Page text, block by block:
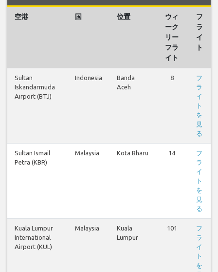
空港 国 位置
ウィ
ーク
リー
フラ
イト
フ
ラ
イ
ト
Sultan
Iskandarmuda
Airport (BTJ)
Indonesia
Banda
Aceh
8
フ
ラ
イ
ト
を
見
る
Sultan Ismail
Petra (KBR)
Malaysia Kota Bharu 14
フ
ラ
イ
ト
を
見
る
Kuala Lumpur
International
Airport (KUL)
Malaysia
Kuala
Lumpur
101
フ
ラ
イ
ト
を